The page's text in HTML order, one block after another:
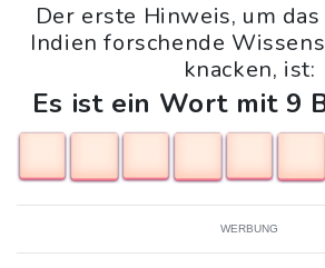
Der erste Hinweis, um
Indien forschende
knacken, ist:
Es ist ein Wort mit 9
WERBUNG